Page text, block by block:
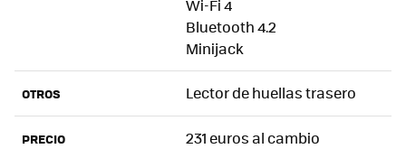
Wi-Fi 4
Bluetooth 4.2
Minijack
OTROS Lector de huellas trasero
PRECIO 231 euros al cambio